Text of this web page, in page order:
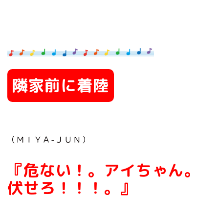
隣家前に着陸
（ＭＩＹＡ-ＪＵＮ）
『危ない！。アイちゃん。
伏せろ！！！。』